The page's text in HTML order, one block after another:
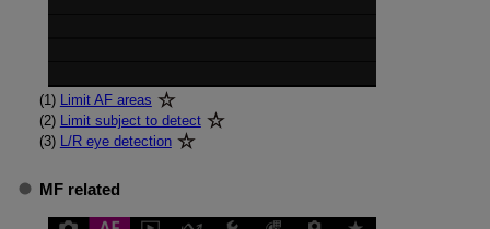
(1) Limit AF areas
(2) Limit subject to detect
(3) L/R eye detection
MF related